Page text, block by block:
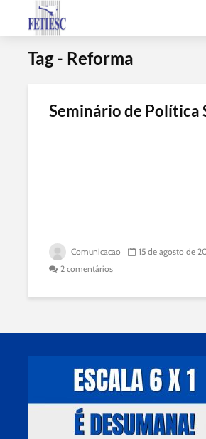
Tag - Reforma
Seminário de Política
Comunicacao 15 de agosto de
2 comentários